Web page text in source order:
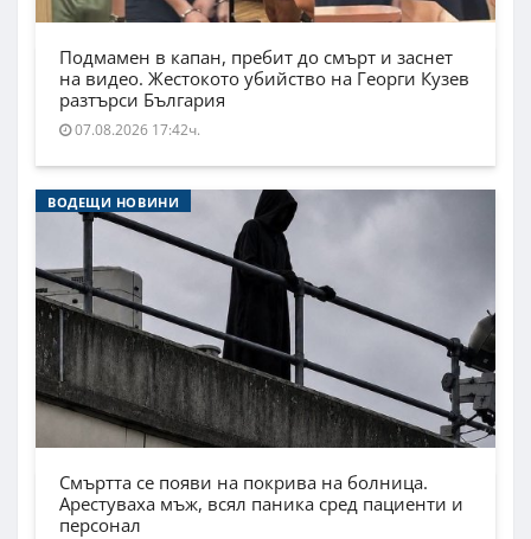
Подмамен в капан, пребит до смърт и заснет
на видео. Жестокото убийство на Георги Кузев
разтърси България
07.08.2026 17:42ч.
ВОДЕЩИ НОВИНИ
Смъртта се появи на покрива на болница.
Арестуваха мъж, всял паника сред пациенти и
персонал